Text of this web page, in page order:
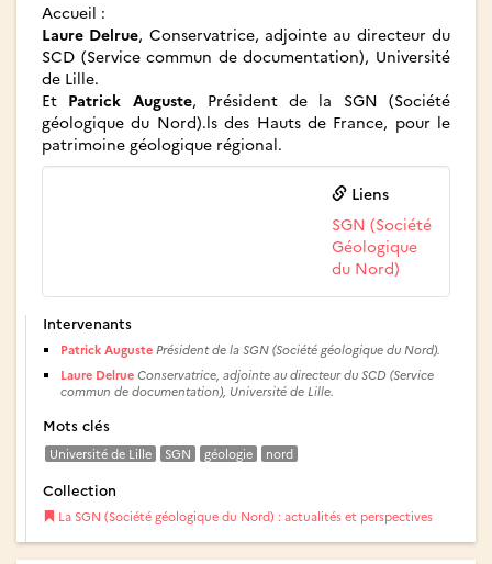
Accueil :
Laure Delrue, Conservatrice, adjointe au directeur du
SCD (Service commun de documentation), Université
de Lille.
Et Patrick Auguste, Président de la SGN (Société
géologique du Nord).ls des Hauts de France, pour le
patrimoine géologique régional.
Liens
SGN (Société
Géologique
du Nord)
Intervenants
Patrick Auguste Président de la SGN (Société géologique du Nord).
Laure Delrue Conservatrice, adjointe au directeur du SCD (Service
commun de documentation), Université de Lille.
Mots clés
Université de Lille SGN géologie nord
Collection
La SGN (Société géologique du Nord) : actualités et perspectives